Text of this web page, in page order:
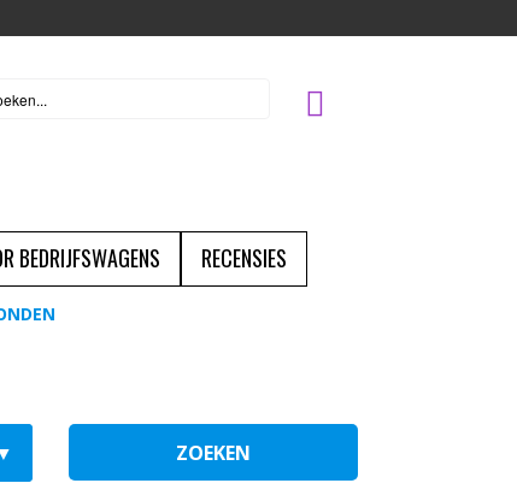
BEDRIJFSWAGENS RECENSIES
ZOEKEN